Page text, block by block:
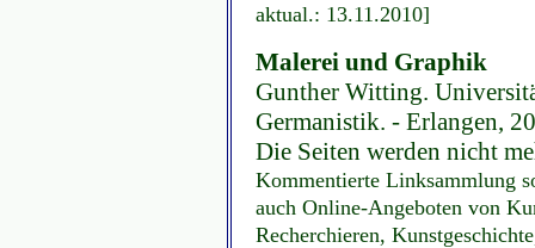
aktual.: 13.11.2010]
Malerei und Graphik
Gunther Witting.
Germanistik. - Erlangen,
Die Seiten werden nicht
Kommentierte Linksammlung
auch Online-Angeboten von
Recherchieren,